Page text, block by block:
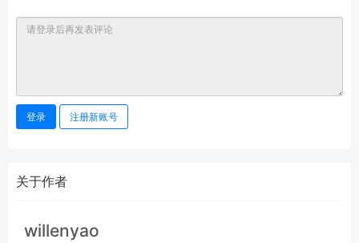
登录 注册新账号
关于作者
willenyao